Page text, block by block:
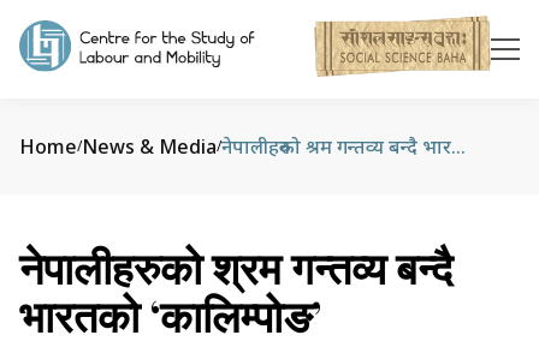
Home/News & Media/ नेपालीहरुको श्रम गन्तव्य बन्दै भारतको ‘कालिम्पोङ’
नेपालीहरुको श्रम गन्तव्य बन्दै
भारतको ‘कालिम्पोङ’